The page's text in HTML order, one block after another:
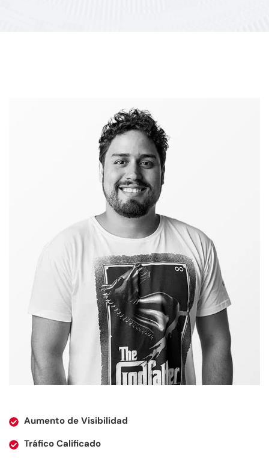
Aumento de Visibilidad
Tráfico Calificado